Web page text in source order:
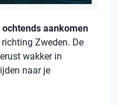
ochtends aankomen
Zweden. De
wakker in
naar je